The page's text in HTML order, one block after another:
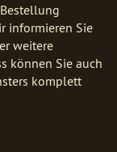
informieren Sie
weitere
können Sie auch
komplett